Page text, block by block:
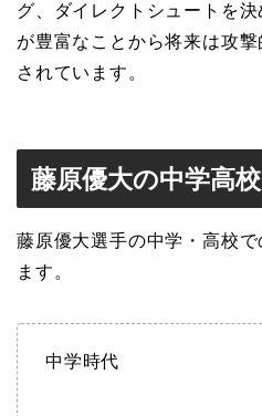
グ、ダイレクトシュートを
が豊富なことから将来は攻
されています。
藤原優大の中学高
藤原優大選手の中学・高校
ます。
中学時代